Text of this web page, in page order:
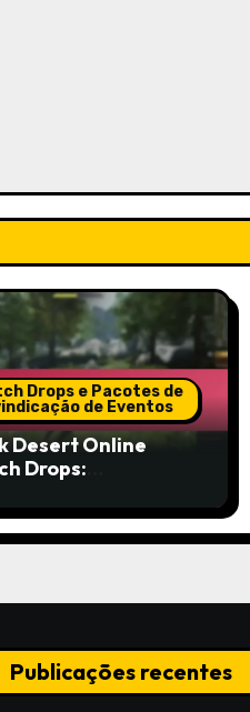
Drops e Pacotes de
de Eventos
Desert Online
Drops:
Características
Envolvimento dos
Publicações recentes